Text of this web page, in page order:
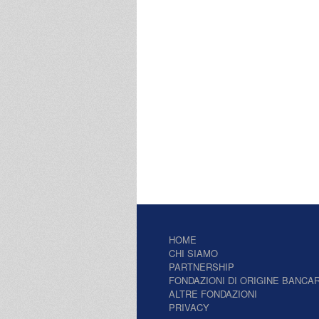
HOME
CHI SIAMO
PARTNERSHIP
FONDAZIONI DI ORIGINE
ALTRE FONDAZIONI
PRIVACY